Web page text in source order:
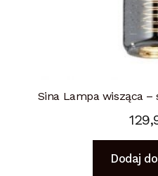
Sina Lampa wisząca
Dodaj